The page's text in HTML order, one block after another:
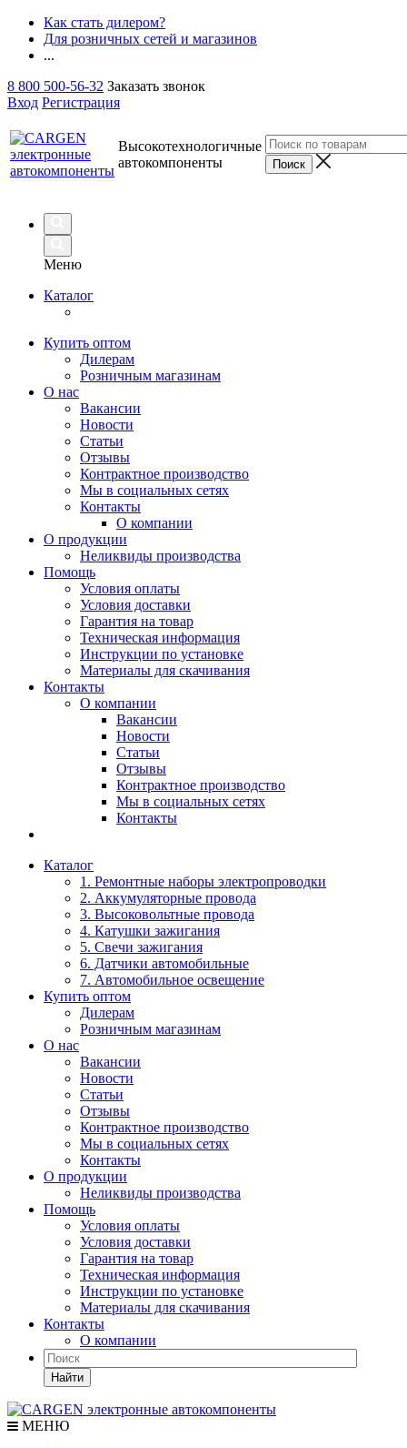
Как стать дилером?
Для розничных сетей и магазинов
...
8 800 500-56-32 Заказать звонок
Вход Регистрация
Высокотехнологичные
автокомпоненты
Меню
Каталог
Купить оптом
Дилерам
Розничным магазинам
О нас
Вакансии
Новости
Статьи
Отзывы
Контрактное производство
Мы в социальных сетях
Контакты
О компании
О продукции
Неликвиды производства
Помощь
Условия оплаты
Условия доставки
Гарантия на товар
Техническая информация
Инструкции по установке
Материалы для скачивания
Контакты
О компании
Вакансии
Новости
Статьи
Отзывы
Контрактное производство
Мы в социальных сетях
Контакты
Каталог
1. Ремонтные наборы электропроводки
2. Аккумуляторные провода
3. Высоковольтные провода
4. Катушки зажигания
5. Свечи зажигания
6. Датчики автомобильные
7. Автомобильное освещение
Купить оптом
Дилерам
Розничным магазинам
О нас
Вакансии
Новости
Статьи
Отзывы
Контрактное производство
Мы в социальных сетях
Контакты
О продукции
Неликвиды производства
Помощь
Условия оплаты
Условия доставки
Гарантия на товар
Техническая информация
Инструкции по установке
Материалы для скачивания
Контакты
О компании
Найти
МЕНЮ